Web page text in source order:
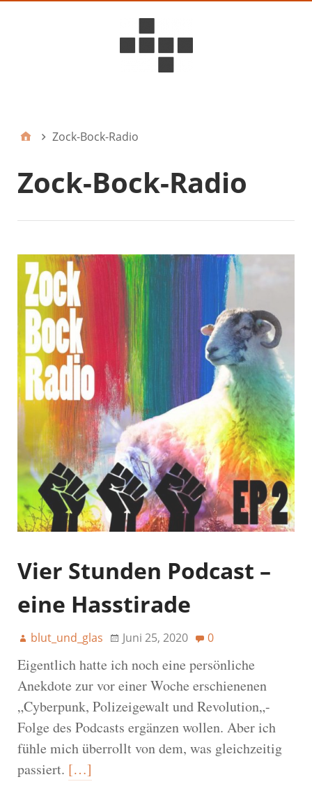
Zock-Bock-Radio
Zock-Bock-Radio
Vier Stunden Podcast –
eine Hasstirade
blut_und_glas Juni 25, 2020 0
Eigentlich hatte ich noch eine persönliche
Anekdote zur vor einer Woche erschienenen
„Cyberpunk, Polizeigewalt und Revolution„-
Folge des Podcasts ergänzen wollen. Aber ich
fühle mich überrollt von dem, was gleichzeitig
passiert. […]